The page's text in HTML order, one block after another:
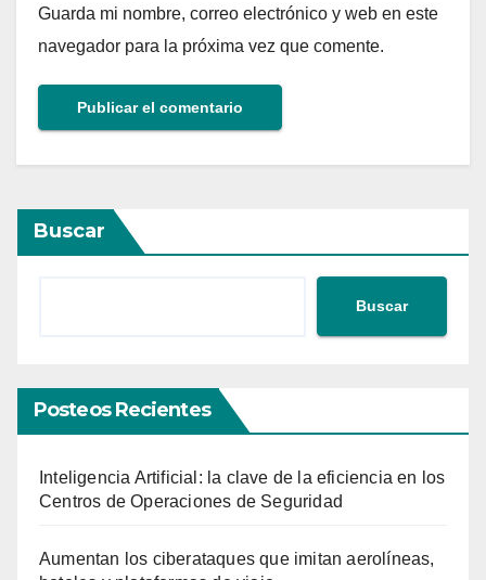
Guarda mi nombre, correo electrónico y web en este
navegador para la próxima vez que comente.
Buscar
Buscar
Posteos Recientes
Inteligencia Artificial: la clave de la eficiencia en los
Centros de Operaciones de Seguridad
Aumentan los ciberataques que imitan aerolíneas,